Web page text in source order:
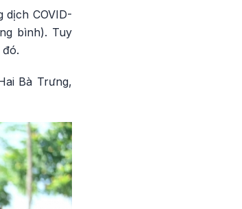
COVID-
bình). Tuy
Bà Trưng,